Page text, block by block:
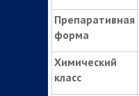
Препаративная
форма
Химический
класс